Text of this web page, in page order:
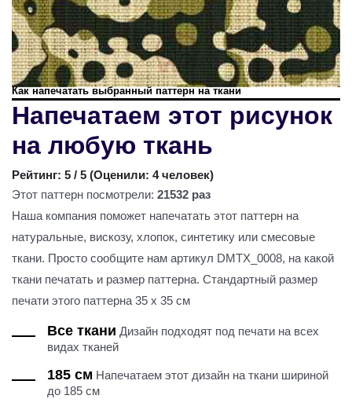
Как напечатать выбранный паттерн на ткани
Напечатаем этот рисунок
на любую ткань
Рейтинг: 5 / 5 (Оценили: 4 человек)
Этот паттерн посмотрели: 21532 раз
Наша компания поможет напечатать этот паттерн на
натуральные, вискозу, хлопок, синтетику или смесовые
ткани. Просто сообщите нам артикул DMTX_0008, на какой
ткани печатать и размер паттерна. Стандартный размер
печати этого паттерна 35 х 35 см
Все ткани Дизайн подходят под печати на всех
видах тканей
185 см Напечатаем этот дизайн на ткани шириной
до 185 см